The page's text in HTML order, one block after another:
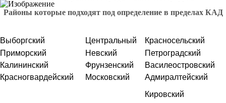
Районы которые подходят под определение в пределах КАД
Выборгский Центральный
Красносельский
Приморский
Невский
Петроградский
Калининский
Фрунзенский
Василеостровский
Красногвардейский
Московский
Адмиралтейский
Кировский